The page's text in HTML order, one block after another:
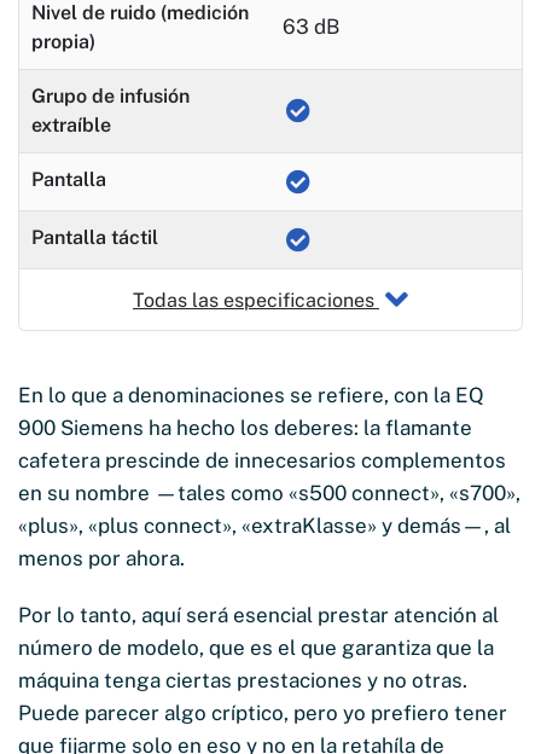
Nivel de ruido (medición
propia)
63 dB
Grupo de infusión
extraíble
Pantalla
Pantalla táctil
Todas las especificaciones
En lo que a denominaciones se refiere, con la EQ
900 Siemens ha hecho los deberes: la flamante
cafetera prescinde de innecesarios complementos
en su nombre —tales como «s500 connect», «s700»,
«plus», «plus connect», «extraKlasse» y demás—, al
menos por ahora.
Por lo tanto, aquí será esencial prestar atención al
número de modelo, que es el que garantiza que la
máquina tenga ciertas prestaciones y no otras.
Puede parecer algo críptico, pero yo prefiero tener
que fijarme solo en eso y no en la retahíla de